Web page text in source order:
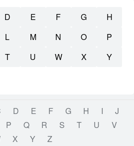
D E F G
H
L M N O
P
T U W X
Y
D E F G H I
J
P Q R S T U
V
X Y
Z